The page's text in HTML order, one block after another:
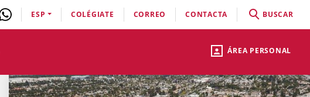
ÁREA PERSONAL
ESP COLÉGIATE CORREO CONTACTA BUSCAR